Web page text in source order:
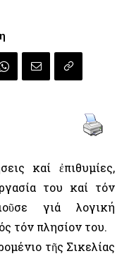
καί ἐπιθυμίες,
του καί τόν
γιά λογική
τόν πλησίον του.
τῆς Σικελίας